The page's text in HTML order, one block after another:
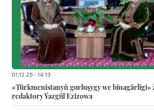
01.12.25 - 14:13
«Türkmenistanyň gurluşygy we binagärligi»
redaktory Ýazgül Ezizowa